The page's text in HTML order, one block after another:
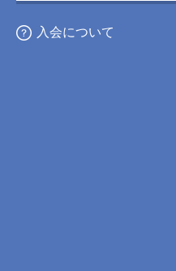
入会について